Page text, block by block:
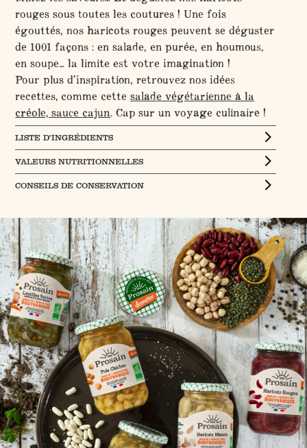
rouges sous toutes les coutures ! Une fois
égouttés, nos haricots rouges peuvent se déguster
de 1001 façons : en salade, en purée, en houmous,
en soupe… la limite est votre imagination !
Pour plus d’inspiration, retrouvez nos idées
recettes, comme cettesalade végétarienne à la
créole, sauce cajun. Cap sur un voyage culinaire !
LISTE D’INGRÉDIENTS
VALEURS NUTRITIONNELLES
CONSEILS DE CONSERVATION